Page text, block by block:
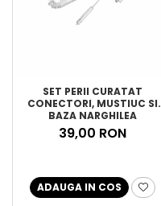
SET PERII CURATAT
CONECTORI, MUSTIUC SI
BAZA NARGHILEA
39,00 RON
ADAUGA IN COS